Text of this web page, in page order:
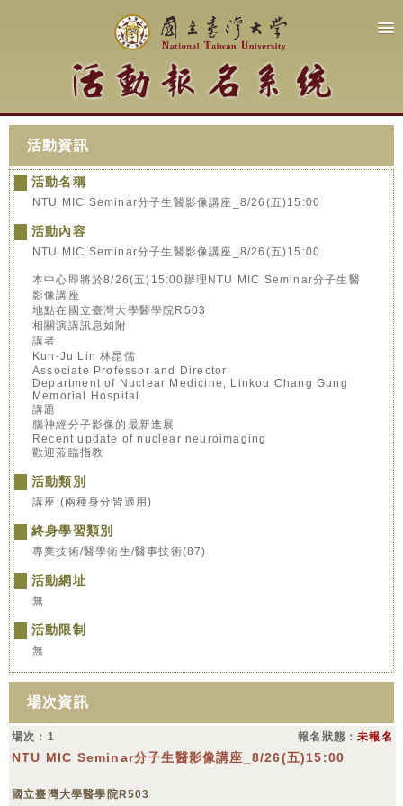
活動資訊
活動名稱
NTU MIC Seminar分子生醫影像講座_8/26(五)15:00
活動內容
NTU MIC Seminar分子生醫影像講座_8/26(五)15:00
本中心即將於8/26(五)15:00辦理NTU MIC Seminar分子生醫
影像講座
地點在國立臺灣大學醫學院R503
相關演講訊息如附
講者
Kun-Ju Lin 林昆儒
Associate Professor and Director
Department of Nuclear Medicine, Linkou Chang Gung
Memorial Hospital
講題
腦神經分子影像的最新進展
Recent update of nuclear neuroimaging
歡迎蒞臨指教
活動類別
講座 (兩種身分皆適用)
終身學習類別
專業技術/醫學衛生/醫事技術(87)
活動網址
無
活動限制
無
場次資訊
場次：1 報名狀態：未報名
NTU MIC Seminar分子生醫影像講座_8/26(五)15:00
國立臺灣大學醫學院R503